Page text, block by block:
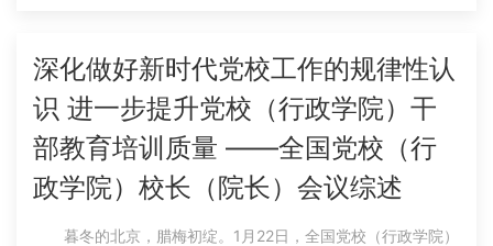
深化做好新时代党校工作的规律性认
识 进一步提升党校（行政学院）干
部教育培训质量 ——全国党校（行
政学院）校长（院长）会议综述
暮冬的北京，腊梅初绽。1月22日，全国党校（行政学院）